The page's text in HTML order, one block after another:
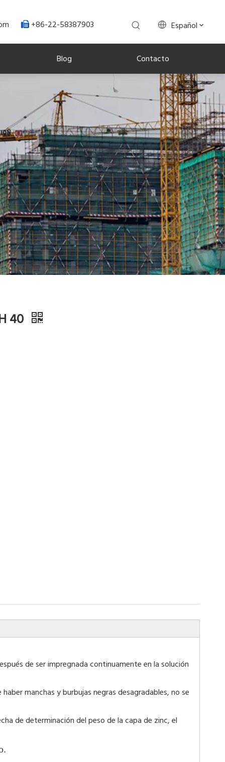
 +86-22-58387903 Español
Blog Contacto
40
de ser impregnada continuamente en la solución
manchas y burbujas negras desagradables, no se
de determinación del peso de la capa de zinc, el